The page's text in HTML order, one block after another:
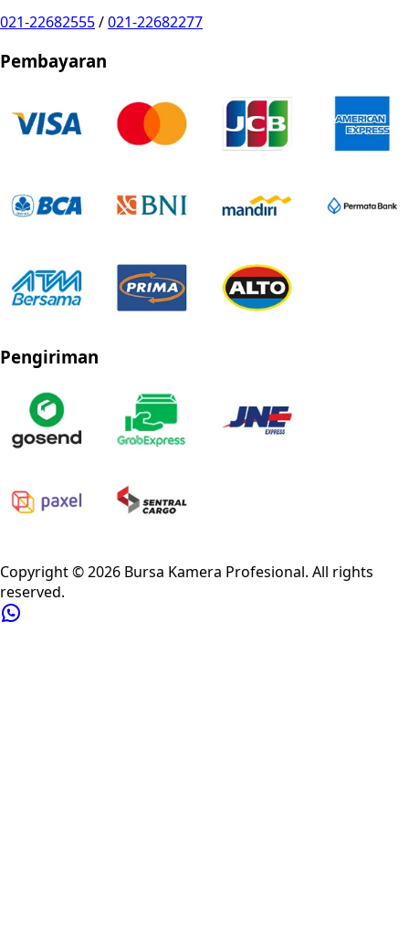
021-22682555/021-22682277
Pembayaran
Pengiriman
Copyright ©2026 Bursa Kamera Profesional. All rights
reserved.